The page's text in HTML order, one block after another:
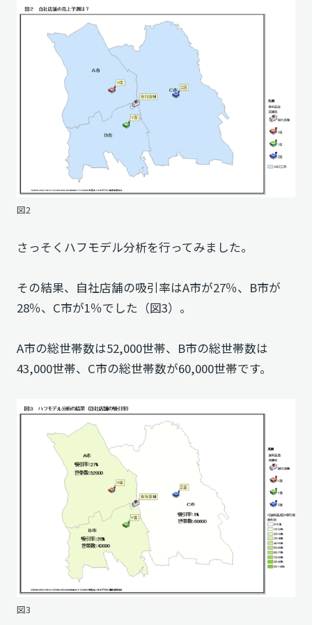
図2
さっそくハフモデル分析を行ってみました。
その結果、自社店舗の吸引率はA市が27％、B市が
28％、C市が1％でした（図3）。
A市の総世帯数は52,000世帯、B市の総世帯数は
43,000世帯、C市の総世帯数が60,000世帯です。
図3